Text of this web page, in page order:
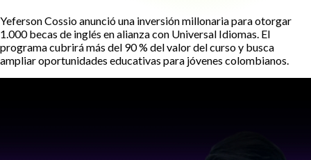
Yeferson Cossio anunció una inversión millonaria para otorgar
1.000 becas de inglés en alianza con Universal Idiomas. El
programa cubrirá más del 90 % del valor del curso y busca
ampliar oportunidades educativas para jóvenes colombianos.